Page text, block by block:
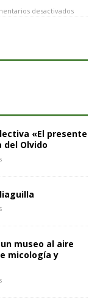
desactivados
«El presente
del Olvido
museo al aire
micología y